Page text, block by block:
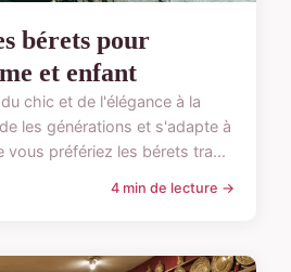
bérets pour
et enfant
chic et de l'élégance à la
les générations et s'adapte à
vous préfériez les bérets tra...
4 min de lecture →